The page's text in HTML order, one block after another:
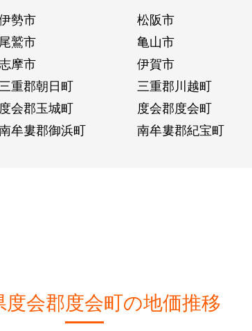
勢市 松阪市
尾鷲市 亀山市
摩市 伊賀市
重郡朝日町 三重郡川越町
度会郡玉城町 度会郡度会町
牟婁郡御浜町 南牟婁郡紀宝町
度会郡度会町の地価推移